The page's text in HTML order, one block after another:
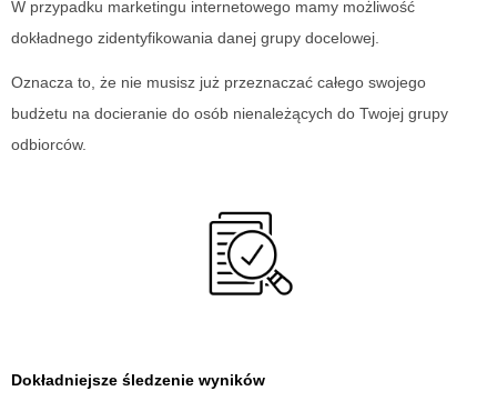
W przypadku marketingu internetowego mamy możliwość
dokładnego zidentyfikowania danej grupy docelowej.
Oznacza to, że nie musisz już przeznaczać całego swojego
budżetu na docieranie do osób nienależących do Twojej grupy
odbiorców.
Dokładniejsze śledzenie wyników